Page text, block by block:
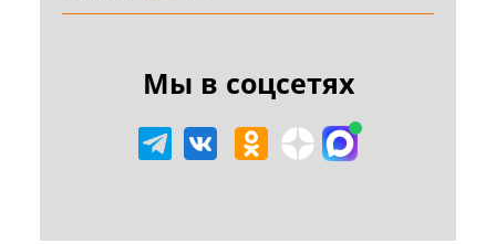
Мы в соцсетях